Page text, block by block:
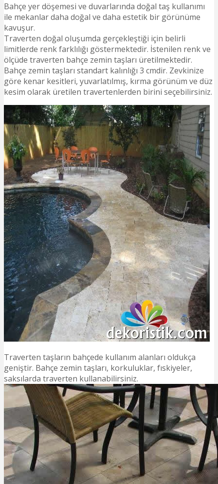
Bahçe yer döşemesi ve duvarlarında doğal taş kullanımı
ile mekanlar daha doğal ve daha estetik bir görünüme
kavuşur.
Traverten doğal oluşumda gerçekleştiği için belirli
limitlerde renk farklılığı göstermektedir. İstenilen renk ve
ölçüde traverten bahçe zemin taşları üretilmektedir.
Bahçe zemin taşları standart kalınlığı 3 cmdir. Zevkinize
göre kenar kesitleri, yuvarlatılmış, kırma görünüm ve düz
kesim olarak üretilen travertenlerden birini seçebilirsiniz.
Traverten taşların bahçede kullanım alanları oldukça
geniştir. Bahçe zemin taşları, korkuluklar, fıskiyeler,
saksılarda traverten kullanabilirsiniz.